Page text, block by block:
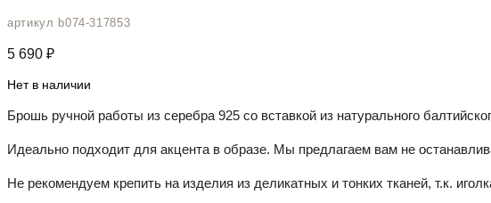
артикул b074-317853
5 690 ₽
Нет в наличии
Брошь ручной работы из серебра 925 со вставкой из натурального
Идеально подходит для акцента в образе. Мы предлагаем вам не
Не рекомендуем крепить на изделия из деликатных и тонких тканей, т.к.